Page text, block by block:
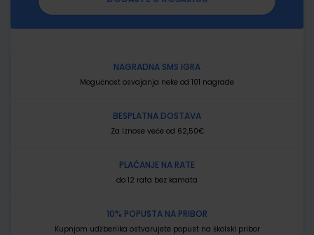
NAGRADNA SMS IGRA
Mogućnost osvajanja neke od 101 nagrade
BESPLATNA DOSTAVA
Za iznose veće od 62,50€
PLAĆANJE NA RATE
do 12 rata bez kamata
10% POPUSTA NA PRIBOR
Kupnjom udžbenika ostvarujete popust na školski pribor